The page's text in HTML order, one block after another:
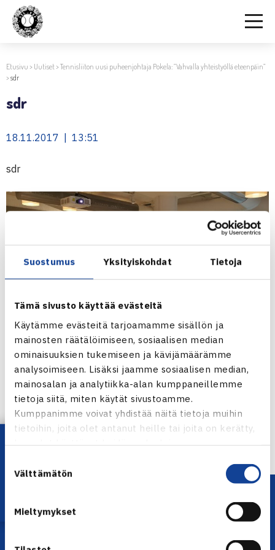
Suostumus Yksityiskohdat Tietoja
Tämä sivusto käyttää evästeitä
Käytämme evästeitä tarjoamamme sisällön ja
mainosten räätälöimiseen, sosiaalisen median
ominaisuuksien tukemiseen ja kävijämäärämme
analysoimiseen. Lisäksi jaamme sosiaalisen median,
mainosalan ja analytiikka-alan kumppaneillemme
tietoja siitä, miten käytät sivustoamme.
Kumppanimme voivat yhdistää näitä tietoja muihin
tietoihin, joita olet antanut heille tai joita on kerätty,
kun olet käyttänyt heidän palvelujaan.
valinta
Välttämätön
Mieltymykset
Etusivu > Uutiset>Tennisliiton uusi puheenjohtaja Pokela: ”Vahvalla yhteistyöllä eteenpäin”
>sdr
sdr
18.11.2017 | 13:51
sdr
← Edellinen
Lataa OmaTennis!